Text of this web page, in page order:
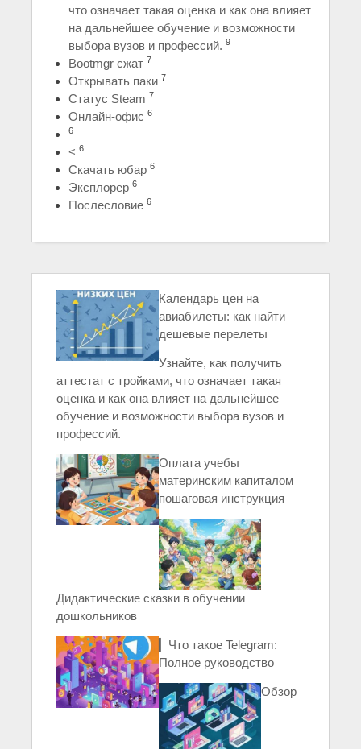
что означает такая оценка и как она влияет
на дальнейшее обучение и возможности
выбора вузов и профессий. 9
Bootmgr сжат 7
Открывать паки 7
Статус Steam 7
Онлайн-офис 6
6
< 6
Скачать юбар 6
Эксплорер 6
Послесловие 6
Календарь цен на
авиабилеты: как найти
дешевые перелеты
Узнайте, как получить
аттестат с тройками, что означает такая
оценка и как она влияет на дальнейшее
обучение и возможности выбора вузов и
профессий.
Оплата учебы
материнским капиталом
пошаговая инструкция
Дидактические сказки в обучении
дошкольников
▎Что такое Telegram:
Полное руководство
Обзор